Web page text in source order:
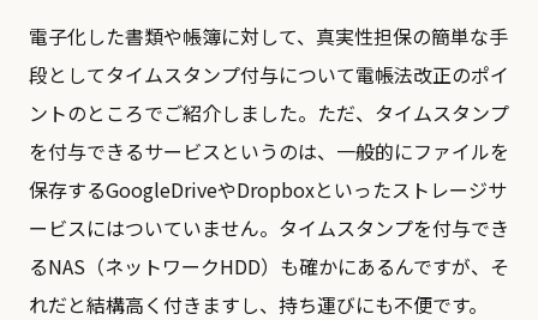
電子化した書類や帳簿に対して、真実性担保の簡単な手
段としてタイムスタンプ付与について電帳法改正のポイ
ントのところでご紹介しました。ただ、タイムスタンプ
を付与できるサービスというのは、一般的にファイルを
保存するGoogleDriveやDropboxといったストレージサ
ービスにはついていません。タイムスタンプを付与でき
るNAS（ネットワークHDD）も確かにあるんですが、そ
れだと結構高く付きますし、持ち運びにも不便です。